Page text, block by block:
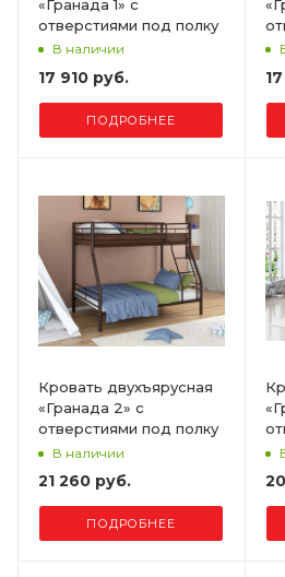
«Гранада 1» с
отверстиями под полку
В наличии
17 910 руб.
ПОДРОБНЕЕ
Кровать двухъярусная
«Гранада 2» с
отверстиями под полку
В наличии
21 260 руб.
ПОДРОБНЕЕ